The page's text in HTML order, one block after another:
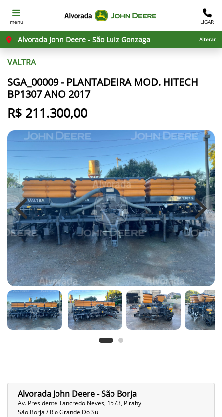
menu LIGAR
Alvorada John Deere - São Luiz Gonzaga Alterar
VALTRA
SGA_00009 - PLANTADEIRA MOD. HITECH
BP1307 ANO 2017
R$ 211.300,00
Previous Next
Alvorada John Deere - São Borja
Av. Presidente Tancredo Neves, 1573, Pirahy
São Borja / Rio Grande Do Sul